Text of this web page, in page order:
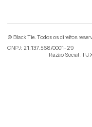
© Black Tie. Todos os direitos
CNPJ: 21.137.568/0001-29
Razão Social: